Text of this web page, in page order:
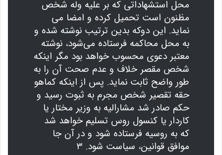
محل استشهاداتی که بر علیه وله شخص
مظنون است تحمیل کرده و امضا می
نماید. این دوکه بدین ترتیب نوشته شده و
به محل محاکمه فرستاده می‌شود، نوشته
معتبر دعوی محسوب خواهد بود مگر اینکه
شخص مقصر خلاف و عدم صحت آن را به
طور واضح ثابت نماید. پس از اینکه کماهو
حقه تقصیر شخص مجرم به ثبوت رسید و
حکم صادر شد مشارالیه به وزیر مختار یا
کاردار یا کنسول روس تسلیم خواهد شد
که به روسیه فرستاده شود و در آن جا
موافق قوانین، سیاست شود. ۳